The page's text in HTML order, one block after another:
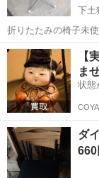
下土
折りたたみの椅子未
ります。まだビニー
方よろしくお願いし
といたします
静岡 駿東郡
【
ま
状態
ダ
660